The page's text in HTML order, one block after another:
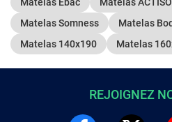
Matelas Somness
Matelas
Matelas 140x190
Matelas
REJOIGNEZ